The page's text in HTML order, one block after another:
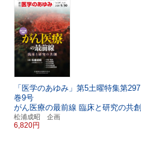
「医学のあゆみ」第5土曜特集第297
巻9号
がん医療の最前線 臨床と研究の共創
松浦成昭 企画
6,820円